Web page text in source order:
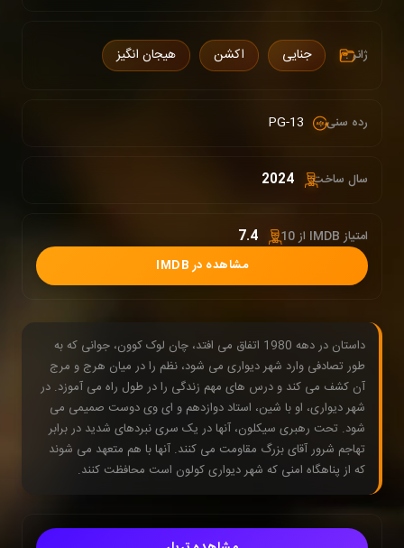
ژانر : جنایی اکشن هیجان انگیز
رده سنی : PG-13
سال ساخت: 2024
امتیاز IMDB از 10 : 7.4
مشاهده در IMDB
داستان در دهه 1980 اتفاق می افتد، چان لوک کوون، جوانی که به
طور تصادفی وارد شهر دیواری می شود، نظم را در میان هرج و مرج
آن کشف می کند و درس های مهم زندگی را در طول راه می آموزد. در
شهر دیواری، او با شین، استاد دوازدهم و ای وی دوست صمیمی می
شود. تحت رهبری سیکلون، آنها در یک سری نبردهای شدید در برابر
تهاجم شرور آقای بزرگ مقاومت می کنند. آنها با هم متعهد می شوند
که از پناهگاه امنی که شهر دیواری کولون است محافظت کنند.